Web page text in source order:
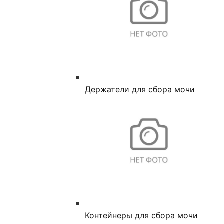
Держатели для сбора мочи
Контейнеры для сбора мочи